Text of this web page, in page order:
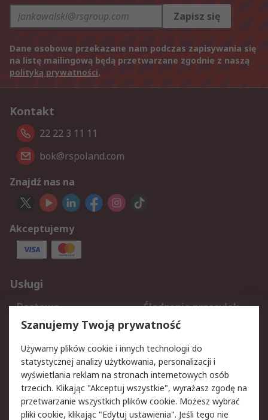
Zapisz się
Dane osobowe przekazane nam podczas zapisywania się
na listę mailingową będą przetwarzane zgodnie z naszą
polityką prywatności.
Kontakt
22 22 3 11 11
bok@rspoland.com
Znajdź nas na
Akceptujemy
Usługi
Dostawa
Śledzenie przesyłek
Reklamacje i zwroty
Rejestracja
Aspekty prawne
Bezpieczeństwo e-
maila
Polityka dotycząca
plików cookie
Szanujemy Twoją prywatność
Używamy plików cookie i innych technologii do
statystycznej analizy użytkowania, personalizacji i
wyświetlania reklam na stronach internetowych osób
trzecich. Klikając "Akceptuj wszystkie", wyrażasz zgodę na
przetwarzanie wszystkich plików cookie. Możesz wybrać
pliki cookie, klikając "Edytuj ustawienia". Jeśli tego nie